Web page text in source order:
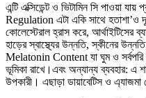
এন্টি এক্সিডেন্ট ও ভিটামিন সি পাওয়া
Regulation এটা একি সাথে হতাশা’ও
কোলেস্টেরাল হ্রাস করে, আর্থাইটিসের
হাড়ের স্বাস্থ্যের উন্নতি, স্কীনের
Melatonin Content যা ঘুম ও সর্বপরি
ভূমিকা রাখে।এবং অন্যান্য ব্যবহার: এ
উপকারী। এছাড়া ডায়াবেটিস ও এ্যাজমা